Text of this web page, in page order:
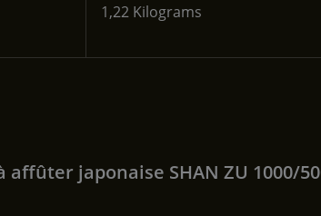
‎1,22 Kilograms
japonaise SHAN ZU 1000/